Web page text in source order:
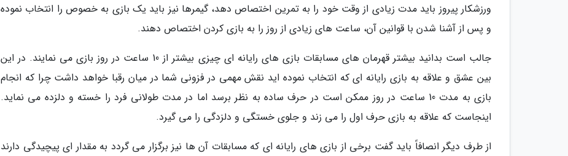
ورزشکار پیروز باید مدت زیادی از وقت خود را به تمرین اختصاص دهد، گیمرها نیز باید یک بازی به خصوص را انتخاب نموده
و پس از آشنا شدن با قوانین آن، ساعت های زیادی از روز را به بازی کردن اختصاص دهند.
جالب است بدانید بیشتر قهرمان های مسابقات بازی های رایانه ای چیزی بیشتر از 10 ساعت در روز بازی می نمایند. در این
بین عشق و علاقه به بازی رایانه ای که انتخاب نموده اید نقش مهمی در فزونی شما در میان رقبا خواهد داشت چرا که انجام
بازی به مدت 10 ساعت در روز ممکن است در حرف ساده به نظر برسد اما در مدت طولانی فرد را خسته و دلزده می نماید.
اینجاست که علاقه به بازی حرف اول را می زند و جلوی خستگی و دلزدگی را می گیرد.
از طرف دیگر انصافاً باید گفت برخی از بازی های رایانه ای که مسابقات آن ها نیز برگزار می گردد به مقدار ای پیچیدگی دارند